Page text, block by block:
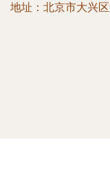
地址：北京市大兴